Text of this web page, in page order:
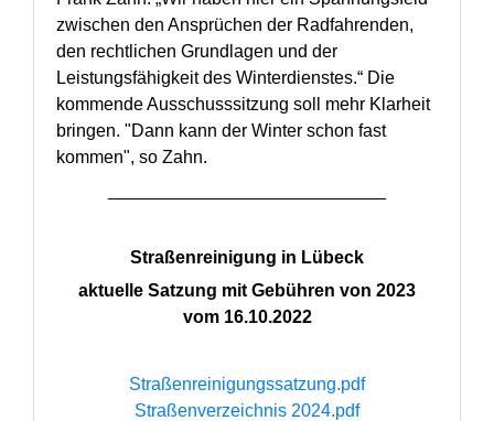
zwischen den Ansprüchen der Radfahrenden,
den rechtlichen Grundlagen und der
Leistungsfähigkeit des Winterdienstes.“ Die
kommende Ausschusssitzung soll mehr Klarheit
bringen. "Dann kann der Winter schon fast
kommen", so Zahn.
Straßenreinigung in Lübeck
aktuelle Satzung mit Gebühren von 2023
vom 16.10.2022
Straßenreinigungssatzung.pdf
Straßenverzeichnis 2024.pdf